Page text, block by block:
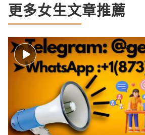
更多女生文章推薦